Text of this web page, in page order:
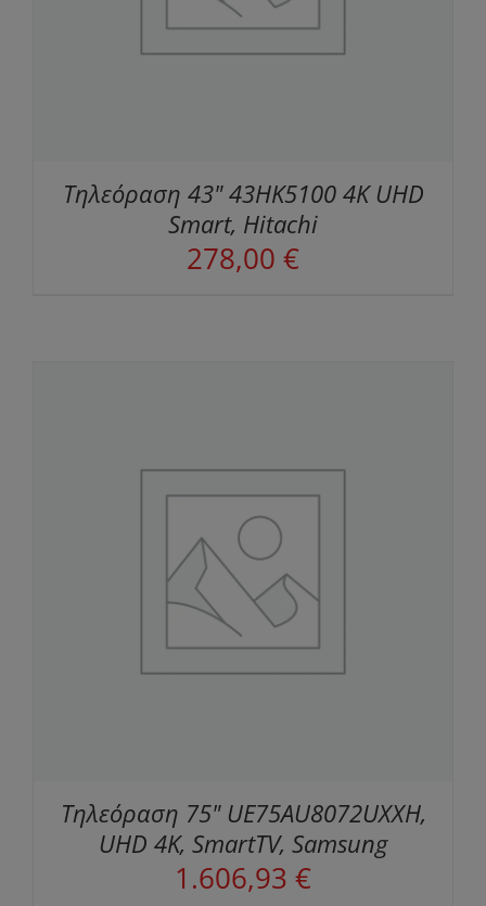
Τηλεόραση 43" 43HK5100 4K UHD
Smart, Hitachi
278,00 €
Τηλεόραση 75" UE75AU8072UXXH,
UHD 4K, SmartTV, Samsung
1.606,93 €